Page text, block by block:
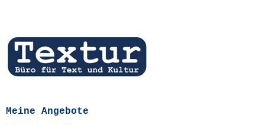
Meine Angebote